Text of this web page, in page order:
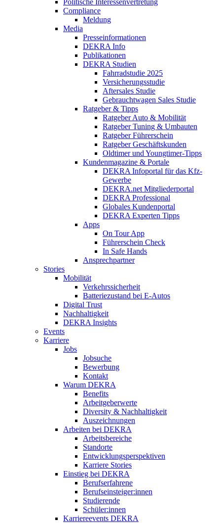
Compliance
Meldung
Media
Presseinformationen
DEKRA Info
Publikationen
DEKRA Studien
Fahrradstudie 2025
Versicherungsstudie
Aftersales Studie
Gebrauchtwagen Sales Studie
Ratgeber & Tipps
Ratgeber Auto & Mobilität
Ratgeber Tuning & Umbauten
Ratgeber Führerschein
Ratgeber Geschäftskunden
Oldtimer und Youngtimer-Tipps
Kundenmagazine & Portale
DEKRA Infoportal für das Kfz-
Gewerbe
DEKRA.net Mitgliederportal
DEKRA Professional
Globales Kundenportal
DEKRA Experten Tipps
Apps
On Tour App
Führerschein Check
In Safe Hands
Ansprechpartner
Stories
Mobilität
Verkehrssicherheit
Batteriezustand bei E-Autos
Digital Trust
Nachhaltigkeit
DEKRA Insights
Events
Karriere
Jobs
Jobsuche
Bewerbung
Kontakt
Warum DEKRA
Benefits
Arbeitgeberwerte
Diversity & Nachhaltigkeit
Auszeichnungen
Arbeiten bei DEKRA
Arbeitsbereiche
Standorte
Entwicklungsperspektiven
Karriere Stories
Einstieg bei DEKRA
Berufserfahrene
Berufseinsteiger:innen
Studierende
Schüler:innen
Karriereevents DEKRA